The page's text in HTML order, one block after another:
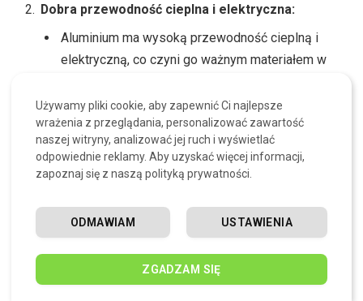
Dobra przewodność cieplna i elektryczna:
Aluminium ma wysoką przewodność cieplną i
elektryczną, co czyni go ważnym materiałem w
Odporność na korozję:
Aluminium tworzy na swojej powierzchni cienką
warstwę tlenku aluminium, która chroni metal
przed dalszym utlenianiem i korozją. To sprawia,
że aluminium jest trwałym i długotrwałym
materiałem w różnych warunkach
Używamy pliki cookie, aby zapewnić Ci najlepsze
wrażenia z przeglądania, personalizować zawartość
naszej witryny, analizować jej ruch i wyświetlać
odpowiednie reklamy. Aby uzyskać więcej informacji,
zapoznaj się z naszą polityką prywatności.
ZGADZAM SIĘ
USTAWIENIA
ODMAWIAM